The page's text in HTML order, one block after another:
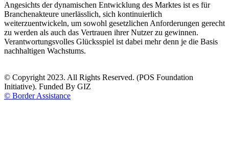
Angesichts der dynamischen Entwicklung des Marktes ist es für
Branchenakteure unerlässlich, sich kontinuierlich
weiterzuentwickeln, um sowohl gesetzlichen Anforderungen gerecht
zu werden als auch das Vertrauen ihrer Nutzer zu gewinnen.
Verantwortungsvolles Glücksspiel ist dabei mehr denn je die Basis
nachhaltigen Wachstums.
© Copyright 2023. All Rights Reserved. (POS Foundation
Initiative). Funded By GIZ
© Border Assistance